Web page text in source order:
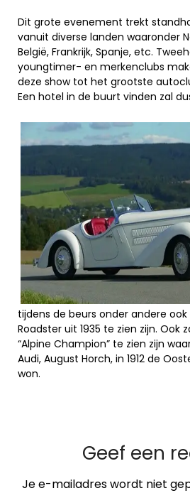
Dit grote evenement trekt
vanuit diverse landen waaronder
België, Frankrijk, Spanje, etc.
youngtimer- en merkenclubs
deze show tot het grootste
Een hotel in de buurt vinden zal
tijdens de beurs onder andere ook
Roadster uit 1935 te zien zijn. Ook
“Alpine Champion” te zien zijn
Audi, August Horch, in 1912 de
won.
Geef een
Je e-mailadres wordt niet